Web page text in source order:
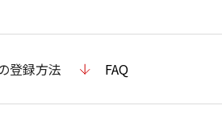
登録方法 FAQ